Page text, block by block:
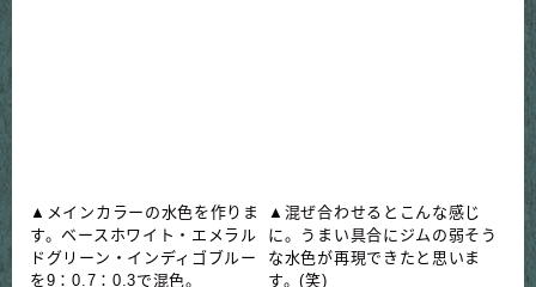
▲メインカラーの水色を作りま
す。ベースホワイト・エメラル
ドグリーン・インディゴブルー
を9：0.7：0.3で混色。
▲混ぜ合わせるとこんな感じ
に。うまい具合にジムの弱そう
な水色が再現できたと思いま
す。(笑)